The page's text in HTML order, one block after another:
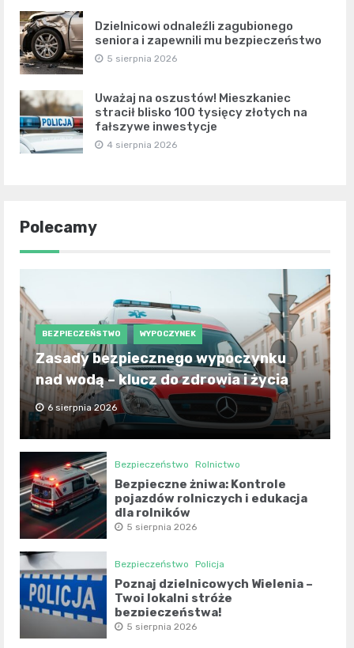
Dzielnicowi odnaleźli zagubionego
seniora i zapewnili mu bezpieczeństwo
5 sierpnia 2026
Uważaj na oszustów! Mieszkaniec
stracił blisko 100 tysięcy złotych na
fałszywe inwestycje
4 sierpnia 2026
Polecamy
BEZPIECZEŃSTWO WYPOCZYNEK
Zasady bezpiecznego wypoczynku
nad wodą – klucz do zdrowia i życia
6 sierpnia 2026
Bezpieczeństwo Rolnictwo
Bezpieczne żniwa: Kontrole
pojazdów rolniczych i edukacja
dla rolników
5 sierpnia 2026
Bezpieczeństwo Policja
Poznaj dzielnicowych Wielenia –
Twoi lokalni stróże
bezpieczeństwa!
5 sierpnia 2026